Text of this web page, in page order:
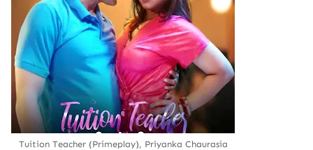
Tuition Teacher (Primeplay), Priyanka Chaurasia